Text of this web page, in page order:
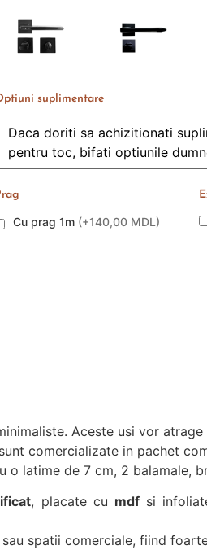
suplimentare
Cu prag 1m (+140,00 MDL)
Aceste usi vor
comercializate in pachet
latime de 7 cm, 2 balamale,
, placate cu mdfsi
spatii comerciale, fiind